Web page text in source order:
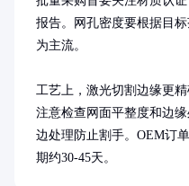
报告。网孔密度要根据目
为主流。
工艺上，激光切割边缘更
注意检查网面平整度和边
边处理防止割手。OEM订
期约30-45天。